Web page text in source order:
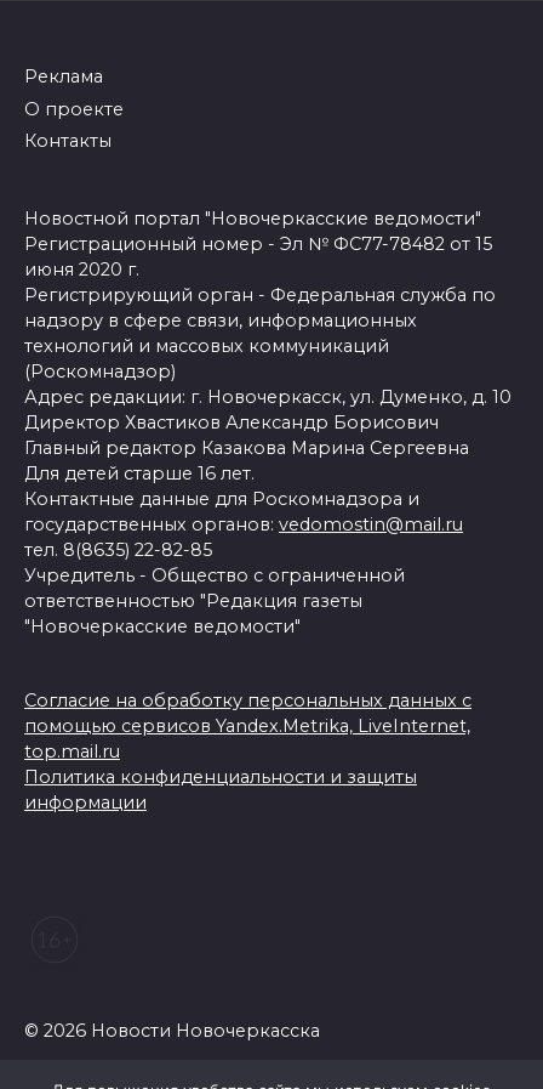
Реклама
О проекте
Контакты
Новостной портал "Новочеркасские ведомости"
Регистрационный номер - Эл № ФС77-78482 от 15
июня 2020 г.
Регистрирующий орган - Федеральная служба по
надзору в сфере связи, информационных
технологий и массовых коммуникаций
(Роскомнадзор)
Адрес редакции: г. Новочеркасск, ул. Думенко, д. 10
Директор Хвастиков Александр Борисович
Главный редактор Казакова Марина Сергеевна
Для детей старше 16 лет.
Контактные данные для Роскомнадзора и
государственных органов: vedomostin@mail.ru
тел. 8(8635) 22-82-85
Учредитель - Общество с ограниченной
ответственностью "Редакция газеты
"Новочеркасские ведомости"
Согласие на обработку персональных данных с
помощью сервисов Yandex.Metrika, LiveInternet,
top.mail.ru
Политика конфиденциальности и защиты
информации
© 2026 Новости Новочеркасска